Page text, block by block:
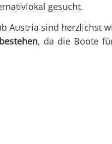
gesucht.
Austria sind herzlichst
, da die Boote